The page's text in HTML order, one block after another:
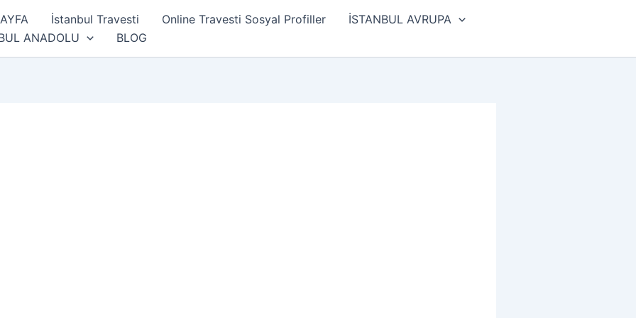
İstanbul Travesti Online Travesti Sosyal Profiller
İSTANBUL AVRUPA
ANADOLU
BLOG